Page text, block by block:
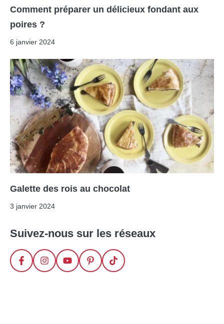
Comment préparer un délicieux fondant aux
poires ?
6 janvier 2024
Galette des rois au chocolat
3 janvier 2024
Suivez-nous sur les réseaux